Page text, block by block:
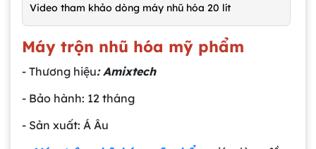
Video tham khảo dòng máy nhũ hóa 20 lít
Máy trộn nhũ hóa mỹ phẩm
- Thương hiệu: Amixtech
- Bảo hành: 12 tháng
- Sản xuất: Á Âu